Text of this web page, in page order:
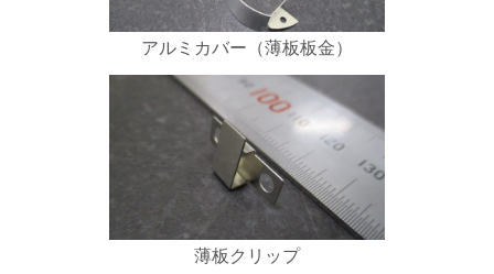
アルミカバー（薄板板金）
薄板クリップ